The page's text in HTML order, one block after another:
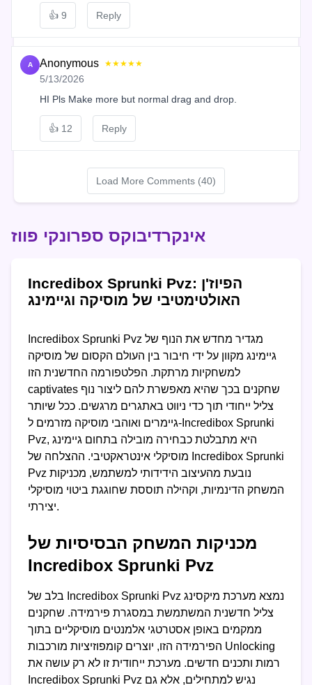
👍 9 Reply
A Anonymous ★★★★★
5/13/2026
HI Pls Make more but normal drag and drop.
👍 12 Reply
Load More Comments (40)
אינקרדיבוקס ספרונקי פווז
Incredibox Sprunki Pvz: הפיוז'ן
האולטימטיבי של מוסיקה וגיימינג
Incredibox Sprunki Pvz מגדיר מחדש את הנוף של
גיימינג מקוון על ידי חיבור בין העולם הקסום של מוסיקה
למשחקיות מרתקת. הפלטפורמה החדשנית הזו
captivates שחקנים בכך שהיא מאפשרת להם ליצור נוף
צליל ייחודי תוך כדי ניווט באתגרים מרגשים. ככל שיותר
גיימרים ואוהבי מוסיקה מזרמים ל-Incredibox Sprunki
Pvz, היא מתבלטת כבחירה מובילה בתחום גיימינג
מוסיקלי אינטראקטיבי. ההצלחה של Incredibox Sprunki
Pvz נובעת מהעיצוב הידידותי למשתמש, מכניקות
המשחק הדינמיות, וקהילה תוססת שחוגגת ביטוי מוסיקלי
יצירתי.
מכניקות המשחק הבסיסיות של
Incredibox Sprunki Pvz
בלב של Incredibox Sprunki Pvz נמצא מערכת מיקסינג
צליל חדשנית המשתמשת במסגרת פירמידה. שחקנים
ממקמים באופן אסטרטגי אלמנטים מוסיקליים בתוך
הפירמידה הזו, יוצרים קומפוזיציות מורכבות Unlocking
רמות ותכנים חדשים. מערכת ייחודית זו לא רק עושה את
Incredibox Sprunki Pvz נגיש למתחילים, אלא גם